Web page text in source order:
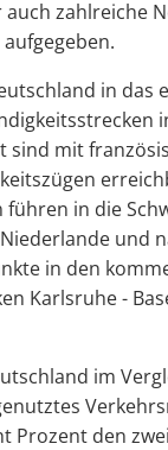
zahlreiche
in das
sind mit
führen in die
und
in den
Karlsruhe -
im
Prozent den